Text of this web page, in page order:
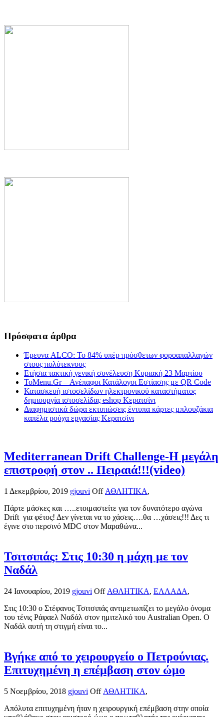
Πρόσφατα άρθρα
Έρευνα ALCO: Το 84% υπέρ πρόσθετων φοροαπαλλαγών
στους πολύτεκνους
Ετήσια τακτική γενική συνέλευση Κυριακή 23 Μαρτίου
ToMenu.Gr – Ανέπαφοι Κατάλογοι Εστίασης με QR Code
Κατασκευή ιστοσελίδων ηλεκτρονικού καταστήματος
δημιουργία ιστοσελίδας eshop Κερατσίνι
Διαφημιστικά δώρα εκτυπώσεις έντυπα κάρτες μπλουζάκια
καπέλα ρούχα εργασίας Κερατσίνι
Mediterranean Drift Challenge-Η μεγάλη
επιστροφή στον .. Πειραιά!!!(video)
1 Δεκεμβρίου, 2019 gjouvi Off ΑΘΛΗΤΙΚΑ,
Πάρτε μάσκες και …..ετοιμαστείτε για τον δυνατότερο αγώνα
Drift για φέτος! Δεν γίνεται να το χάσεις….θα …χάσεις!!! Δες τι
έγινε στο περσινό MDC στον Μαραθώνα...
Τσιτσιπάς: Στις 10:30 η μάχη με τον
Ναδάλ
24 Ιανουαρίου, 2019 gjouvi Off ΑΘΛΗΤΙΚΑ, ΕΛΛΑΔΑ,
Στις 10:30 ο Στέφανος Τσιτσιπάς αντιμετωπίζει το μεγάλο όνομα
του τένις Ράφαελ Ναδάλ στον ημιτελικό του Australian Open. Ο
Ναδάλ αυτή τη στιγμή είναι το...
Βγήκε από το χειρουργείο ο Πετρούνιας.
Επιτυχημένη η επέμβαση στον ώμο
5 Νοεμβρίου, 2018 gjouvi Off ΑΘΛΗΤΙΚΑ,
Απόλυτα επιτυχημένη ήταν η χειρουργική επέμβαση στην οποία